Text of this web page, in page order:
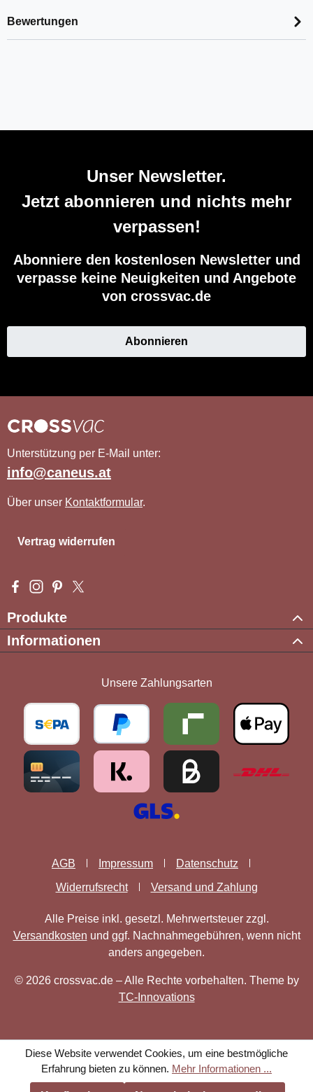
Bewertungen
Unser Newsletter.
Jetzt abonnieren und nichts mehr
verpassen!
Abonniere den kostenlosen Newsletter und
verpasse keine Neuigkeiten und Angebote
von crossvac.de
Abonnieren
Unterstützung per E-Mail unter:
info@caneus.at
Über unser Kontaktformular.
Vertrag widerrufen
Besuche uns auf Facebook – öffnet in neuem Tab (externer
Schau auf Instagram vorbei – öffnet in neuem Tab
Lass dich auf Pinterest inspirieren – öffnet in neuem
Folge uns auf X – öffnet in neuem Tab (externer
Produkte
Informationen
Unsere Zahlungsarten
AGB Impressum
Datenschutz
Widerrufsrecht
Versand und Zahlung
Alle Preise inkl. gesetzl. Mehrwertsteuer zzgl.
Versandkosten und ggf. Nachnahmegebühren, wenn nicht
anders angegeben.
© 2026 crossvac.de – Alle Rechte vorbehalten. Theme by
TC-Innovations
Diese Website verwendet Cookies, um eine bestmögliche
Erfahrung bieten zu können. Mehr Informationen ...